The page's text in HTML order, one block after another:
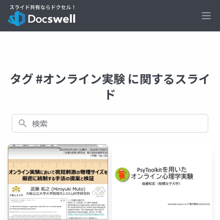
タグ #オンライン実験 に関するスライ
ド
検索